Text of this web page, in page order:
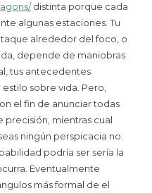
distinta porque cada
algunas estaciones. Tu
alrededor del foco, o
depende de maniobras
tus antecedentes
sobre vida. Pero,
el fin de anunciar todas
precisión, mientras cual
ningún perspicacia no.
podrí­a ser serí­a la
Eventualmente
más formal de el